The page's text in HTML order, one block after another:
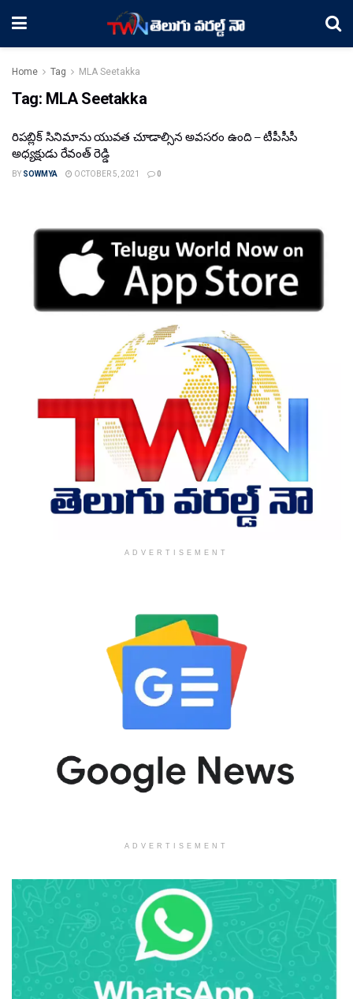
Home Tag MLA Seetakka
Tag: MLA Seetakka
రిప‌బ్లిక్ సినిమాను యువత చూడాల్సిన అవసరం ఉంది – టీపీసీసీ
అధ్యక్షుడు రేవంత్ రెడ్డి
BY SOWMYA OCTOBER 5, 2021 0
ADVERTISEMENT
ADVERTISEMENT